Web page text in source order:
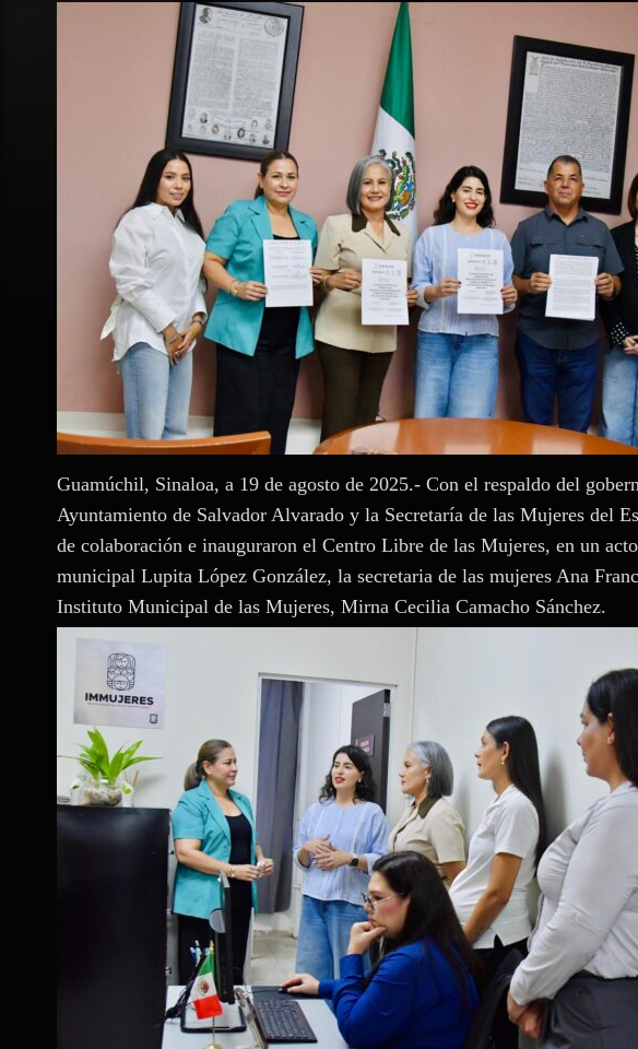
Guamúchil, Sinaloa, a 19 de agosto de 2025.- Con el respaldo del
Ayuntamiento de Salvador Alvarado y la Secretaría de las Mujeres del
de colaboración e inauguraron el Centro Libre de las Mujeres, en un
municipal Lupita López González, la secretaria de las mujeres Ana
Instituto Municipal de las Mujeres, Mirna Cecilia Camacho Sánchez.